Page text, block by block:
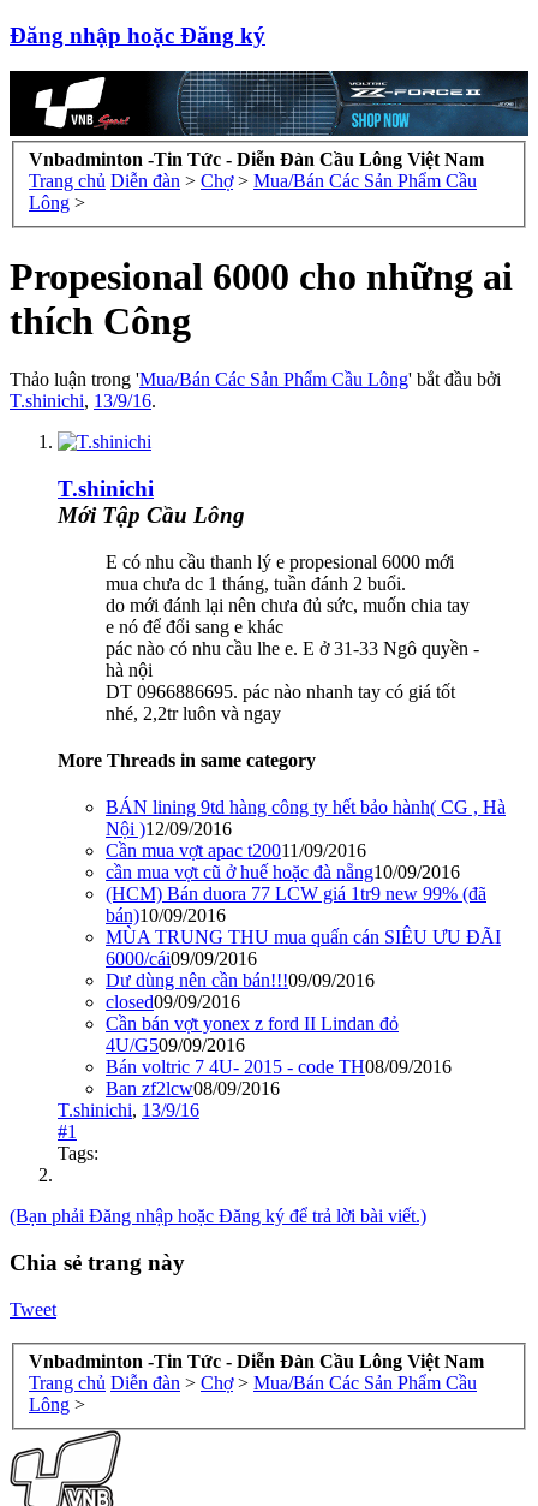
Đăng nhập hoặc Đăng ký
Vnbadminton -Tin Tức - Diễn Đàn Cầu Lông Việt Nam
Trang chủ Diễn đàn > Chợ > Mua/Bán Các Sản Phẩm Cầu
Lông >
Propesional 6000 cho những ai
thích Công
Thảo luận trong 'Mua/Bán Các Sản Phẩm Cầu Lông' bắt đầu bởi
T.shinichi, 13/9/16.
T.shinichi
Mới Tập Cầu Lông
E có nhu cầu thanh lý e propesional 6000 mới
mua chưa dc 1 tháng, tuần đánh 2 buổi.
do mới đánh lại nên chưa đủ sức, muốn chia tay
e nó để đổi sang e khác
pác nào có nhu cầu lhe e. E ở 31-33 Ngô quyền -
hà nội
DT 0966886695. pác nào nhanh tay có giá tốt
nhé, 2,2tr luôn và ngay
More Threads in same category
BÁN lining 9td hàng công ty hết bảo hành( CG , Hà
Nội )12/09/2016
Cần mua vợt apac t20011/09/2016
cần mua vợt cũ ở huế hoặc đà nẵng10/09/2016
(HCM) Bán duora 77 LCW giá 1tr9 new 99% (đã
bán)10/09/2016
MÙA TRUNG THU mua quấn cán SIÊU ƯU ĐÃI
6000/cái09/09/2016
Dư dùng nên cần bán!!!09/09/2016
closed09/09/2016
Cần bán vợt yonex z ford II Lindan đỏ
4U/G509/09/2016
Bán voltric 7 4U- 2015 - code TH08/09/2016
Ban zf2lcw08/09/2016
T.shinichi, 13/9/16
#1
Tags:
(Bạn phải Đăng nhập hoặc Đăng ký để trả lời bài viết.)
Chia sẻ trang này
Tweet
Vnbadminton -Tin Tức - Diễn Đàn Cầu Lông Việt Nam
Trang chủ Diễn đàn > Chợ > Mua/Bán Các Sản Phẩm Cầu
Lông >